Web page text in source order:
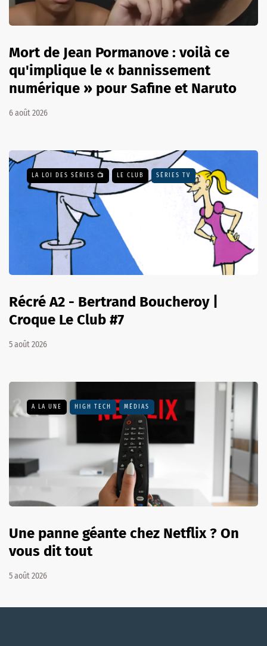
Mort de Jean Pormanove : voilà ce
qu'implique le « bannissement
numérique » pour Safine et Naruto
6 août 2026
LA LOI DES SÉRIES 📺 LE CLUB SÉRIES TV
Récré A2 - Bertrand Boucheroy |
Croque Le Club #7
5 août 2026
A LA UNE HIGH TECH MÉDIAS
Une panne géante chez Netflix ? On
vous dit tout
5 août 2026